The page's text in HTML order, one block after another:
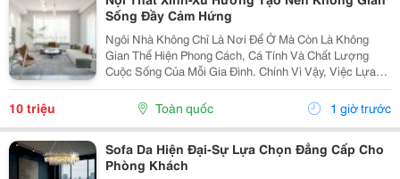
Sống Đầy Cảm Hứng
Ngôi Nhà Không Chỉ Là Nơi Để Ở Mà Còn Là Không
Gian Thể Hiện Phong Cách, Cá Tính Và Chất Lượng
Cuộc Sống Của Mỗi Gia Đình. Chính Vì Vậy, Việc Lựa
Chọn Nội Thất Xinh Đang Trở Thành Xu Hướng Được
Nhiều Người Quan Tâm Khi Muốn Biến Không Gian
Sống Trở...
10 triệu Toàn quốc 1 giờ trước
Sofa Da Hiện Đại-Sự Lựa Chọn Đẳng Cấp Cho
Phòng Khách